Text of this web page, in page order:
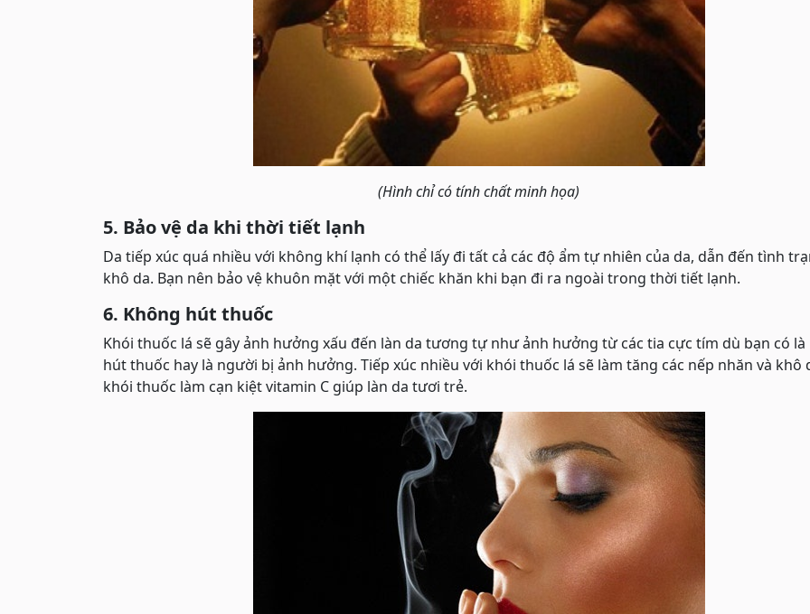
(Hình chỉ có tính chất minh họa)
5. Bảo vệ da khi thời tiết lạnh
Da tiếp xúc quá nhiều với không khí lạnh có thể lấy đi tất cả các độ ẩm tự nhiên của da, dẫn đến tình
khô da. Bạn nên bảo vệ khuôn mặt với một chiếc khăn khi bạn đi ra ngoài trong thời tiết lạnh.
6. Không hút thuốc
Khói thuốc lá sẽ gây ảnh hưởng xấu đến làn da tương tự như ảnh hưởng từ các tia cực tím dù bạn có
hút thuốc hay là người bị ảnh hưởng. Tiếp xúc nhiều với khói thuốc lá sẽ làm tăng các nếp nhăn và khô
khói thuốc làm cạn kiệt vitamin C giúp làn da tươi trẻ.